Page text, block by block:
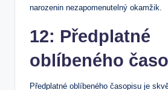
narozenin nezapomenutelný okamžik.
12: Předplatné
oblíbeného
Předplatné oblíbeného časopisu je